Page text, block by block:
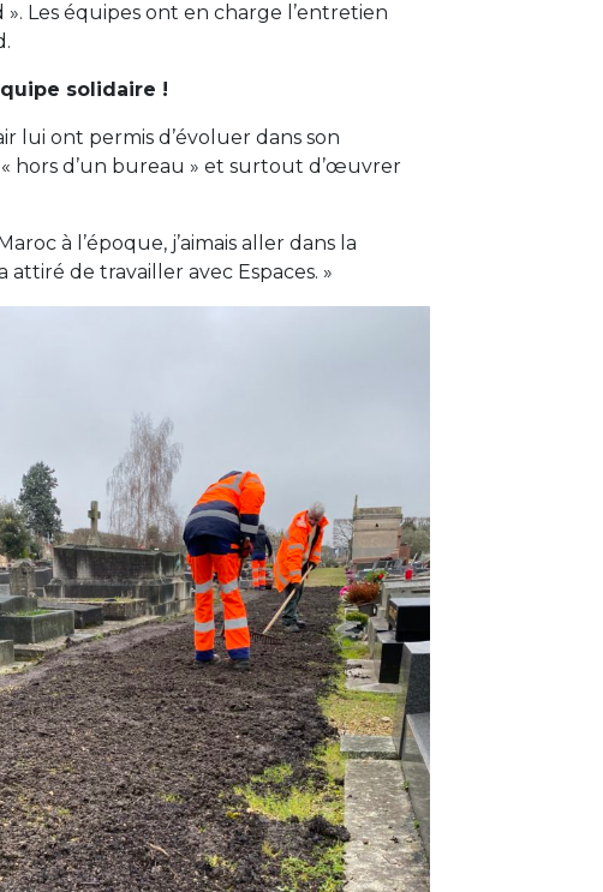
Les équipes ont en charge l’entretien
solidaire !
lui ont permis d’évoluer dans son
« hors d’un bureau » et surtout d’œuvrer
à l’époque, j’aimais aller dans la
attiré de travailler avec Espaces. »